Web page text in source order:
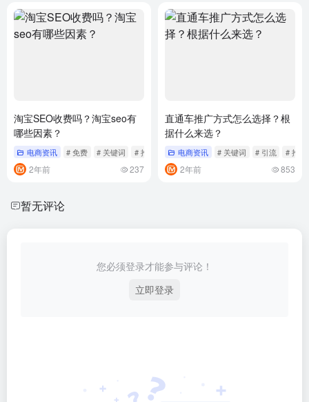
淘宝SEO收费吗？淘宝seo有
哪些因素？
电商资讯 # 免费 # 关键词 # 推广
2年前 237
直通车推广方式怎么选择？根
据什么来选？
电商资讯 # 关键词 # 引流 # 推广
2年前 853
暂无评论
您必须登录才能参与评论！
立即登录